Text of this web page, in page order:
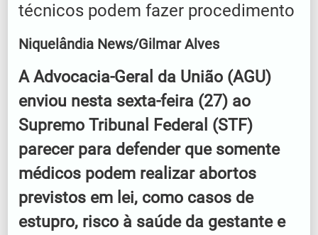
técnicos podem fazer procedimento
Niquelândia News/Gilmar Alves
A Advocacia-Geral da União (AGU)
enviou nesta sexta-feira (27) ao
Supremo Tribunal Federal (STF)
parecer para defender que somente
médicos podem realizar abortos
previstos em lei, como casos de
estupro, risco à saúde da gestante e